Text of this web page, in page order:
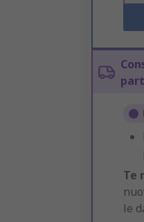
Te
le